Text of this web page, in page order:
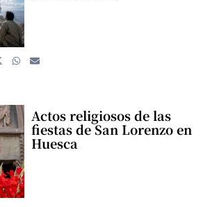
Actos religiosos de las
fiestas de San Lorenzo en
Huesca